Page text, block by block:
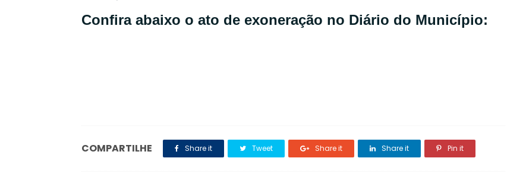
Confira abaixo o ato de exoneração no Diário do Município:
COMPARTILHE Share it Tweet Share it Share it Pin it